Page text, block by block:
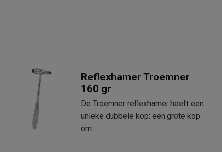
Reflexhamer Troemner
160 gr
De Troemner reflexhamer heeft een
unieke dubbele kop: een grote kop
om...